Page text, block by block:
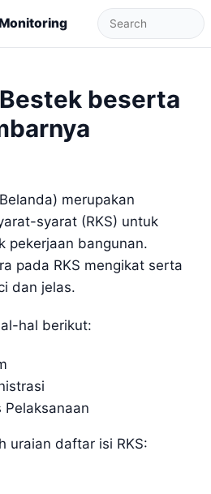
beserta
merupakan
syarat (RKS) untuk
pekerjaan bangunan.
pada RKS mengikat serta
dan jelas.
hal berikut:
Pelaksanaan
uraian daftar isi RKS: